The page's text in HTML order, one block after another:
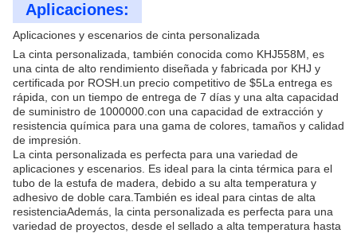
Aplicaciones:
Aplicaciones y escenarios de cinta personalizada
La cinta personalizada, también conocida como KHJ558M, es
una cinta de alto rendimiento diseñada y fabricada por KHJ y
certificada por ROSH.un precio competitivo de $5La entrega es
rápida, con un tiempo de entrega de 7 días y una alta capacidad
de suministro de 1000000.con una capacidad de extracción y
resistencia química para una gama de colores, tamaños y calidad
de impresión.
La cinta personalizada es perfecta para una variedad de
aplicaciones y escenarios. Es ideal para la cinta térmica para el
tubo de la estufa de madera, debido a su alta temperatura y
adhesivo de doble cara.También es ideal para cintas de alta
resistenciaAdemás, la cinta personalizada es perfecta para una
variedad de proyectos, desde el sellado a alta temperatura hasta